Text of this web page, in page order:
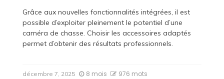
Grâce aux nouvelles fonctionnalités intégrées, il est
possible d’exploiter pleinement le potentiel d’une
caméra de chasse. Choisir les accessoires adaptés
permet d’obtenir des résultats professionnels.
décembre 7, 2025 8 mois 976 mots